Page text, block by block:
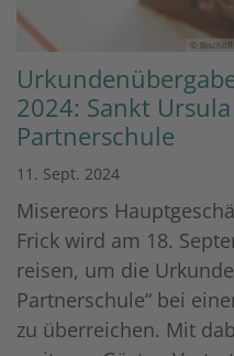
©
2024: Sankt
Partnerschule
11. Sept. 2024
Misereors
Frick wird am 18.
reisen, um die
Partnerschule“ bei
zu überreichen. Mit